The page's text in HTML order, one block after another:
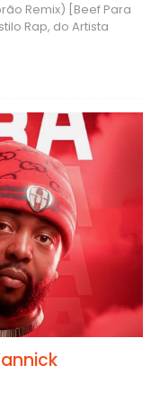
Remix) [Beef Para
Rap, do Artista